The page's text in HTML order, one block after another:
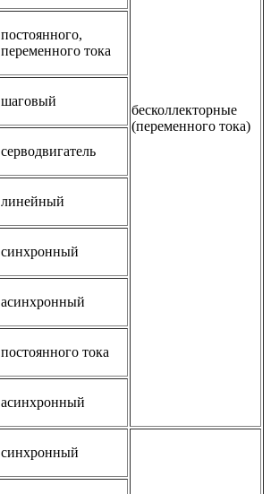
бесколлекторные
(переменного тока)
постоянного,
переменного тока
шаговый
серводвигатель
линейный
синхронный
асинхронный
постоянного тока
асинхронный
синхронный